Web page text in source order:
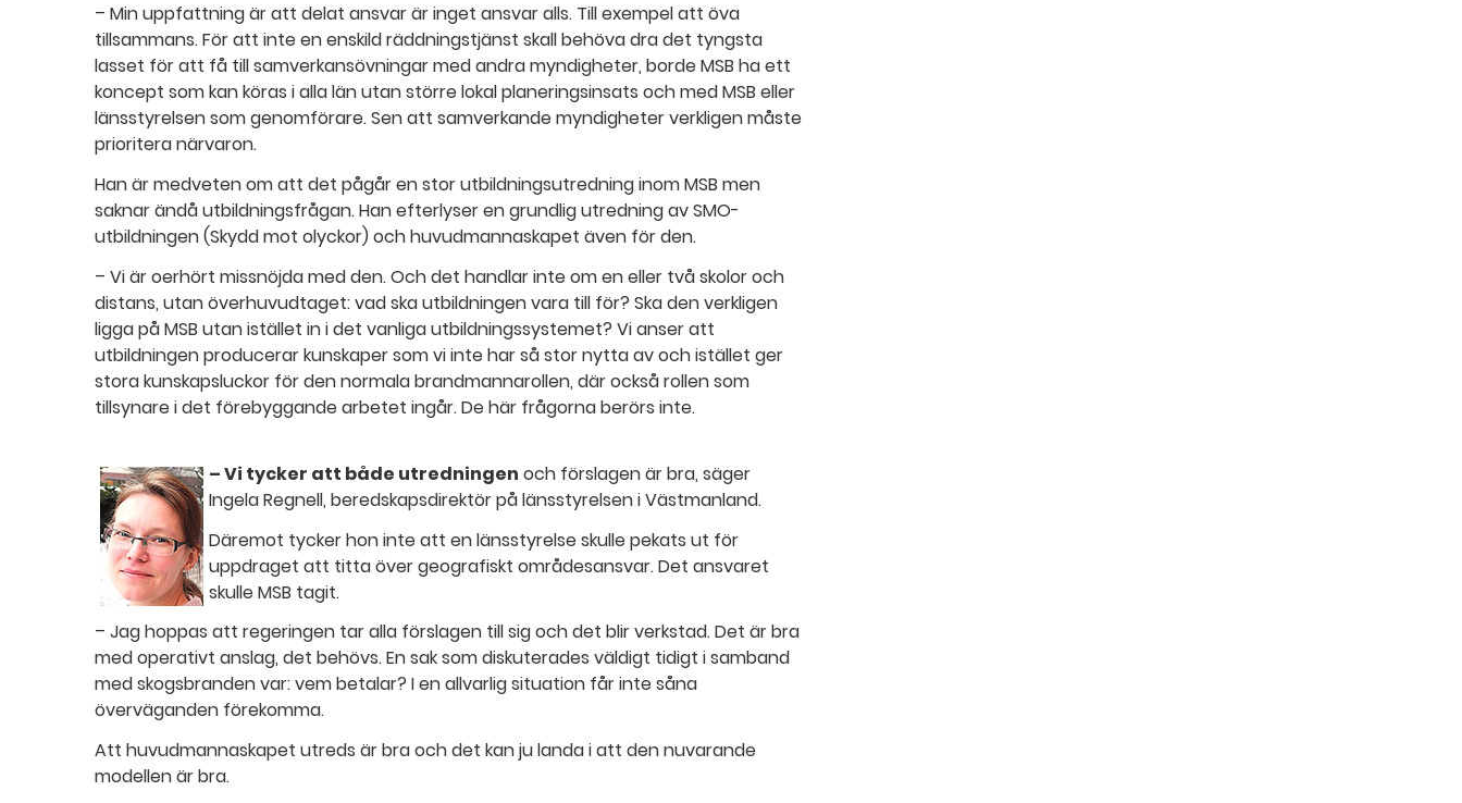
– Min uppfattning är att delat ansvar är inget ansvar alls. Till exempel att öva
tillsammans. För att inte en enskild räddningstjänst skall behöva dra det tyngsta
lasset för att få till samverkansövningar med andra myndigheter, borde MSB ha ett
koncept som kan köras i alla län utan större lokal planeringsinsats och med MSB eller
länsstyrelsen som genomförare. Sen att samverkande myndigheter verkligen måste
prioritera närvaron.
Han är medveten om att det pågår en stor utbildningsutredning inom MSB men
saknar ändå utbildningsfrågan. Han efterlyser en grundlig utredning av SMO-
utbildningen (Skydd mot olyckor) och huvudmannaskapet även för den.
– Vi är oerhört missnöjda med den. Och det handlar inte om en eller två skolor och
distans, utan överhuvudtaget: vad ska utbildningen vara till för? Ska den verkligen
ligga på MSB utan istället in i det vanliga utbildningssystemet? Vi anser att
utbildningen producerar kunskaper som vi inte har så stor nytta av och istället ger
stora kunskapsluckor för den normala brandmannarollen, där också rollen som
tillsynare i det förebyggande arbetet ingår. De här frågorna berörs inte.
– Vi tycker att både utredningen och förslagen är bra, säger
Ingela Regnell, beredskapsdirektör på länsstyrelsen i Västmanland.
Däremot tycker hon inte att en länsstyrelse skulle pekats ut för
uppdraget att titta över geografiskt områdesansvar. Det ansvaret
skulle MSB tagit.
– Jag hoppas att regeringen tar alla förslagen till sig och det blir verkstad. Det är bra
med operativt anslag, det behövs. En sak som diskuterades väldigt tidigt i samband
med skogsbranden var: vem betalar? I en allvarlig situation får inte såna
överväganden förekomma.
Att huvudmannaskapet utreds är bra och det kan ju landa i att den nuvarande
modellen är bra.